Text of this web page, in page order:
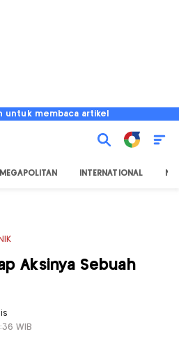
untuk membaca artikel
MEGAPOLITAN INTERNATIONAL
Aksinya Sebuah
WIB